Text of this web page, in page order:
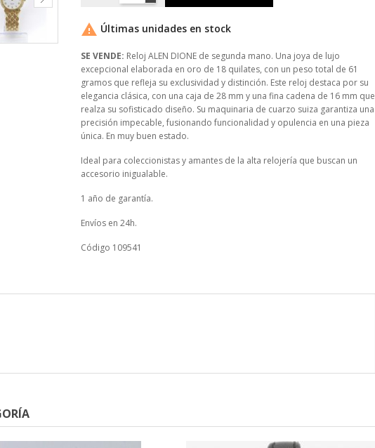
 Últimas unidades en stock
SE VENDE: Reloj ALEN DIONE de segunda mano. Una joya de lujo
excepcional elaborada en oro de 18 quilates, con un peso total de 61
gramos que refleja su exclusividad y distinción. Este reloj destaca por su
elegancia clásica, con una caja de 28 mm y una fina cadena de 16 mm que
realza su sofisticado diseño. Su maquinaria de cuarzo suiza garantiza una
precisión impecable, fusionando funcionalidad y opulencia en una pieza
única. En muy buen estado.
Ideal para coleccionistas y amantes de la alta relojería que buscan un
accesorio inigualable.
1 año de garantía.
Envíos en 24h.
Código 109541